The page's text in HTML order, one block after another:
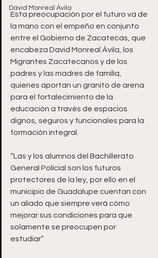
David Monreal Ávila
Esta preocupación por el futuro va de
la mano con el empeño en conjunto
entre el Gobierno de Zacatecas, que
encabeza David Monreal Ávila, los
Migrantes Zacatecanos y de los
padres y las madres de familia,
quienes aportan un granito de arena
para el fortalecimiento de la
educación a través de espacios
dignos, seguros y funcionales para la
formación integral.
“Las y los alumnos del Bachillerato
General Policial son los futuros
protectores de la ley, por ello en el
municipio de Guadalupe cuentan con
un aliado que siempre verá cómo
mejorar sus condiciones para que
solamente se preocupen por
estudiar”